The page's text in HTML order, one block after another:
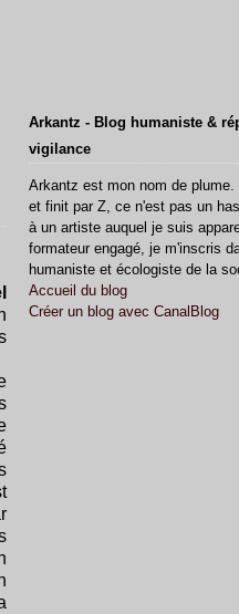
Arkantz - Blog humaniste &
vigilance
Arkantz est mon nom de plume.
et finit par Z, ce n'est pas un
à un artiste auquel je suis
formateur engagé, je m'inscris
humaniste et écologiste de la
Accueil du blog
Créer un blog avec CanalBlog